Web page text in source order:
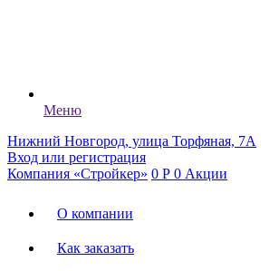
Меню
Нижний Новгород, улица Торфяная, 7А
Вход или регистрация
Компания «Стройкер» 0 Р 0 Акции
О компании
Как заказать